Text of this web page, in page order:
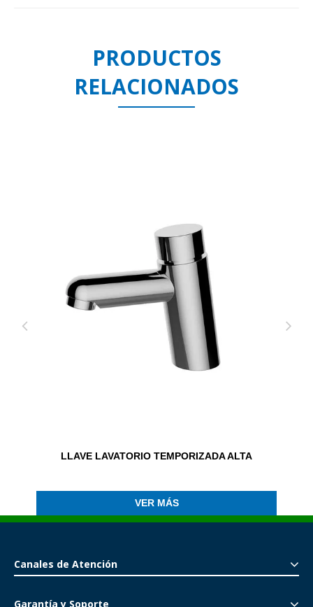
PRODUCTOS
RELACIONADOS
LLAVE LAVATORIO TEMPORIZADA ALTA
VER MÁS
Canales de Atención
Garantía y Soporte